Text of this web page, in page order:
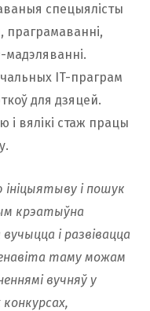
спецыялісты
праграмаванні,
мадэляванні.
IT-праграм
для дзяцей.
вялікі стаж працы
і пошук
крэатыўна
і развівацца
таму можам
вучняў у
конкурсах,